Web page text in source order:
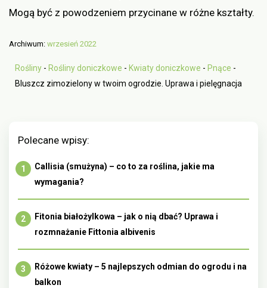
Mogą być z powodzeniem przycinane w różne kształty.
Archiwum: wrzesień 2022
Rośliny - Rośliny doniczkowe - Kwiaty doniczkowe - Pnące -
Bluszcz zimozielony w twoim ogrodzie. Uprawa i pielęgnacja
Polecane wpisy:
Callisia (smużyna) – co to za roślina, jakie ma
wymagania?
Fitonia białożylkowa – jak o nią dbać? Uprawa i
rozmnażanie Fittonia albivenis
Różowe kwiaty – 5 najlepszych odmian do ogrodu i na
balkon